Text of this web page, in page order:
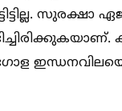
സുരക്ഷാ